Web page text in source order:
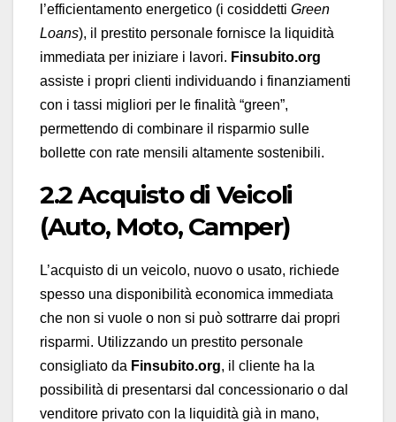
l’efficientamento energetico (i cosiddetti Green
Loans), il prestito personale fornisce la liquidità
immediata per iniziare i lavori. Finsubito.org
assiste i propri clienti individuando i finanziamenti
con i tassi migliori per le finalità “green”,
permettendo di combinare il risparmio sulle
bollette con rate mensili altamente sostenibili.
2.2 Acquisto di Veicoli
(Auto, Moto, Camper)
L’acquisto di un veicolo, nuovo o usato, richiede
spesso una disponibilità economica immediata
che non si vuole o non si può sottrarre dai propri
risparmi. Utilizzando un prestito personale
consigliato da Finsubito.org, il cliente ha la
possibilità di presentarsi dal concessionario o dal
venditore privato con la liquidità già in mano,